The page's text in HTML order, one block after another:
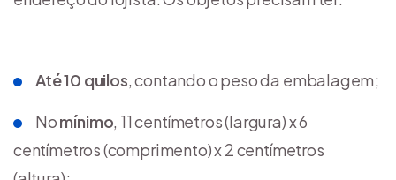
Até 10 quilos, contando o peso da embalagem;
Nomínimo, 11 centímetros (largura) x 6
centímetros (comprimento) x 2 centímetros